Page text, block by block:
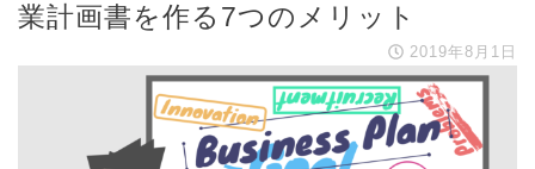
業計画書を作る7つのメリット
2019年8月1日